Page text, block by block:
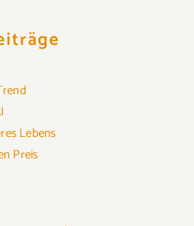
Lebens
Preis